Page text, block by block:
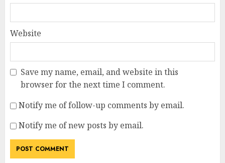
Website
Save my name, email, and website in this
browser for the next time I comment.
Notify me of follow-up comments by email.
Notify me of new posts by email.